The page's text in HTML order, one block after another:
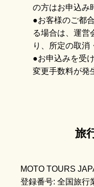
の方はお申込み
●お客様のご都
る場合は、運営
り、所定の取消
●お申込みを受
変更手数料が発
旅
MOTO TOURS
登録番号: 全国旅